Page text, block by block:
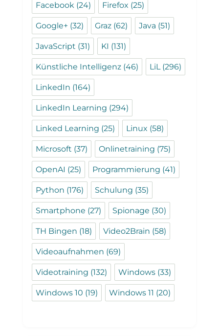
Facebook (24) Firefox (25)
Google+ (32) Graz (62) Java (51)
JavaScript (31) KI (131)
Künstliche Intelligenz (46) LiL(296)
LinkedIn (164)
LinkedIn Learning (294)
Linked Learning (25) Linux (58)
Microsoft (37) Onlinetraining (75)
OpenAI (25) Programmierung (41)
Python (176) Schulung (35)
Smartphone (27) Spionage (30)
TH Bingen (18) Video2Brain (58)
Videoaufnahmen (69)
Videotraining (132) Windows (33)
Windows 10 (19) Windows 11 (20)